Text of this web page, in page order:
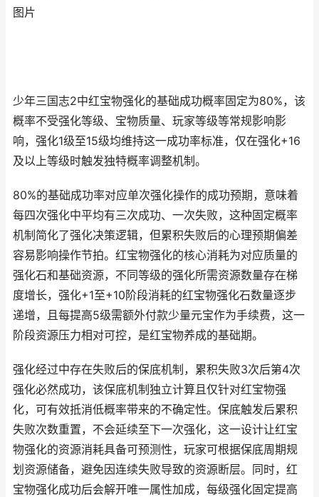
图片
少年三国志2中红宝物强化的基础成功概率固定为80%，该
概率不受强化等级、宝物质量、玩家等级等常规影响影
响，强化1级至15级均维持这一成功率标准，仅在强化+16
及以上等级时触发独特概率调整机制。
80%的基础成功率对应单次强化操作的成功预期，意味着
每四次强化中平均有三次成功、一次失败，这种固定概率
机制简化了强化决策逻辑，但累积失败后的心理预期偏差
容易影响操作节拍。红宝物强化的核心消耗为对应质量的
强化石和基础资源，不同等级的强化所需资源数量存在梯
度增长，强化+1至+10阶段消耗的红宝物强化石数量逐步
递增，且每提高5级需额外付款少量元宝作为手续费，这一
阶段资源压力相对可控，是红宝物养成的基础期。
强化经过中存在失败后的保底机制，累积失败3次后第4次
强化必然成功，该保底机制独立计算且仅针对红宝物强
化，可有效抵消低概率带来的不确定性。保底触发后累积
失败次数重置，不会延续至下一次强化，这一设计让红宝
物强化的资源消耗具备可预测性，玩家可根据保底周期规
划资源储备，避免因连续失败导致的资源断层。同时，红
宝物强化成功后会解开唯一属性加成，每级强化固定提高